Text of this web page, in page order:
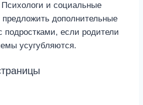
и социальные
предложить дополнительные
подростками, если родители
усугубляются.